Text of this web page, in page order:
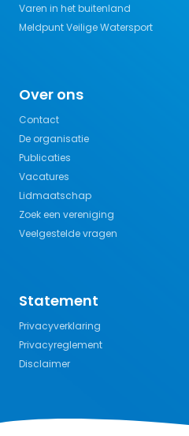
Varen in het buitenland
Meldpunt Veilige Watersport
Over ons
Contact
De organisatie
Publicaties
Vacatures
Lidmaatschap
Zoek een vereniging
Veelgestelde vragen
Statement
Privacyverklaring
Privacyreglement
Disclaimer